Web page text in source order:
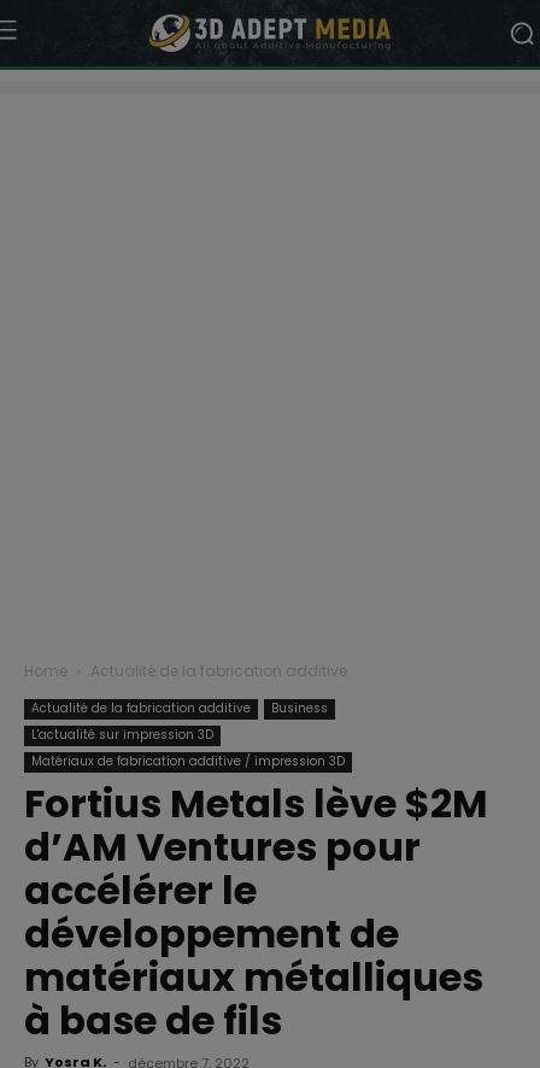
Home Actualité de la fabrication additive
Actualité de la fabrication additive
Business
L'actualité sur impression 3D
Matériaux de fabrication additive / impression 3D
Fortius Metals lève $2M
d’AM Ventures pour
accélérer le
développement de
matériaux métalliques
à base de fils
By Yosra K. - décembre 7, 2022